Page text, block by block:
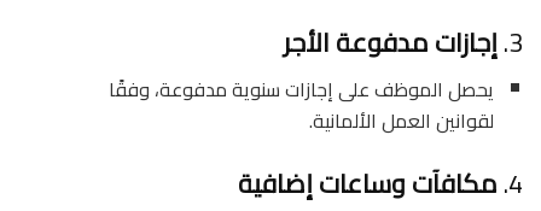
3. إجازات مدفوعة الأجر
يحصل الموظف على إجازات سنوية مدفوعة، وفقًا
لقوانين العمل الألمانية.
4. مكافآت وساعات إضافية